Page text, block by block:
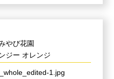
やび花園
ジー オレンジ